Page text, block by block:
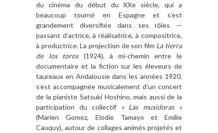
du cinéma du début du XXe siècle, qui a
beaucoup tourné en Espagne et s’est
grandement diversifiée dans ses rôles —
passant d’actrice, à réalisatrice, à compositrice,
à productrice. La projection de son film La tierra
de los toros (1924), à mi-chemin entre le
documentaire et la fiction sur les éleveurs de
taureaux en Andalousie dans les années 1920,
s’est accompagnée musicalement d’un concert
de la pianiste Satsuki Hoshino, mais aussi de la
participation du collectif
« Las musidoras »
(Marien Gomez, Elodie Tamayo et Emilie
Cauquy), autour de collages animés projetés et